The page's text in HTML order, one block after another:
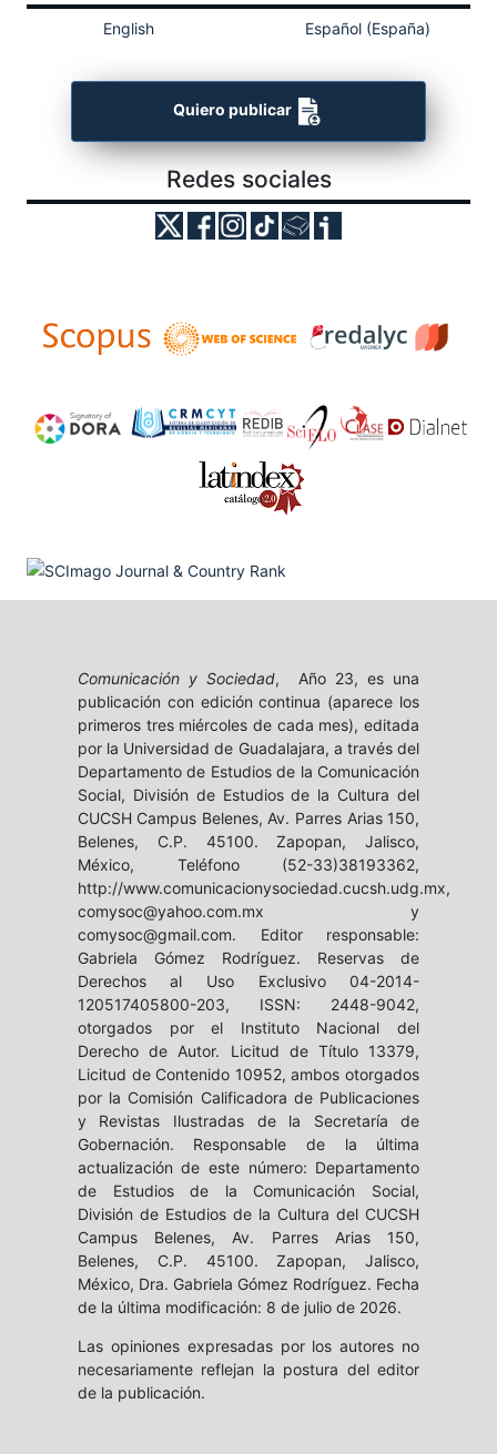
English Español (España)
Quiero publicar
Redes sociales
Comunicación y Sociedad, Año 23, es una
publicación con edición continua (aparece los
primeros tres miércoles de cada mes), editada
por la Universidad de Guadalajara, a través del
Departamento de Estudios de la Comunicación
Social, División de Estudios de la Cultura del
CUCSH Campus Belenes, Av. Parres Arias 150,
Belenes, C.P. 45100. Zapopan, Jalisco,
México, Teléfono (52-33)38193362,
http://www.comunicacionysociedad.cucsh.udg.mx,
comysoc@yahoo.com.mx y
comysoc@gmail.com. Editor responsable:
Gabriela Gómez Rodríguez. Reservas de
Derechos al Uso Exclusivo 04-2014-
120517405800-203, ISSN: 2448-9042,
otorgados por el Instituto Nacional del
Derecho de Autor. Licitud de Título 13379,
Licitud de Contenido 10952, ambos otorgados
por la Comisión Calificadora de Publicaciones
y Revistas Ilustradas de la Secretaría de
Gobernación. Responsable de la última
actualización de este número: Departamento
de Estudios de la Comunicación Social,
División de Estudios de la Cultura del CUCSH
Campus Belenes, Av. Parres Arias 150,
Belenes, C.P. 45100. Zapopan, Jalisco,
México, Dra. Gabriela Gómez Rodríguez. Fecha
de la última modificación: 8 de julio de 2026.
Las opiniones expresadas por los autores no
necesariamente reflejan la postura del editor
de la publicación.